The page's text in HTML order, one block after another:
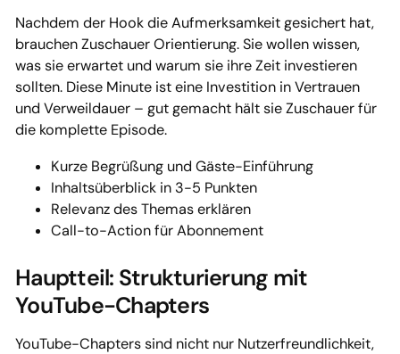
Nachdem der Hook die Aufmerksamkeit gesichert hat,
brauchen Zuschauer Orientierung. Sie wollen wissen,
was sie erwartet und warum sie ihre Zeit investieren
sollten. Diese Minute ist eine Investition in Vertrauen
und Verweildauer – gut gemacht hält sie Zuschauer für
die komplette Episode.
Kurze Begrüßung und Gäste-Einführung
Inhaltsüberblick in 3-5 Punkten
Relevanz des Themas erklären
Call-to-Action für Abonnement
Hauptteil: Strukturierung mit
YouTube-Chapters
YouTube-Chapters sind nicht nur Nutzerfreundlichkeit,